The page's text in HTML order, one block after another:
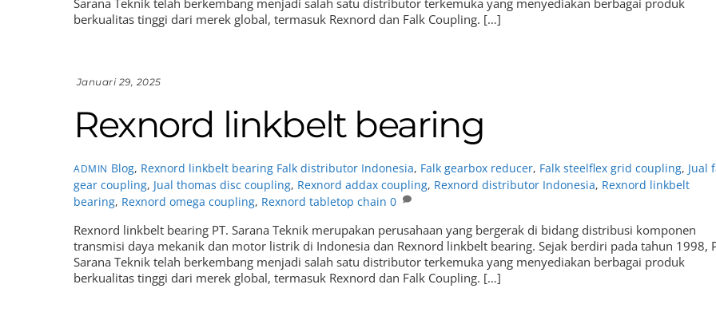
Sarana Teknik telah berkembang menjadi salah satu distributor terkemuka yang menyediakan berbagai produk
berkualitas tinggi dari merek global, termasuk Rexnord dan Falk Coupling. […]
Januari 29, 2025
Rexnord linkbelt bearing
ADMIN Blog, Rexnord linkbelt bearing Falk distributor Indonesia, Falk gearbox reducer, Falk steelflex grid coupling, Jual
gear coupling, Jual thomas disc coupling, Rexnord addax coupling, Rexnord distributor Indonesia, Rexnord linkbelt
bearing, Rexnord omega coupling, Rexnord tabletop chain 0
Rexnord linkbelt bearing PT. Sarana Teknik merupakan perusahaan yang bergerak di bidang distribusi komponen
transmisi daya mekanik dan motor listrik di Indonesia dan Rexnord linkbelt bearing. Sejak berdiri pada tahun 1998,
Sarana Teknik telah berkembang menjadi salah satu distributor terkemuka yang menyediakan berbagai produk
berkualitas tinggi dari merek global, termasuk Rexnord dan Falk Coupling. […]